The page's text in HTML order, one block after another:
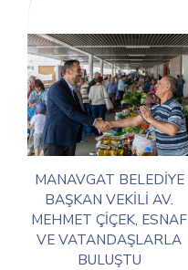
MANAVGAT BELEDİYE
BAŞKAN VEKİLİ AV.
MEHMET ÇİÇEK, ESNAF
VE VATANDAŞLARLA
BULUŞTU